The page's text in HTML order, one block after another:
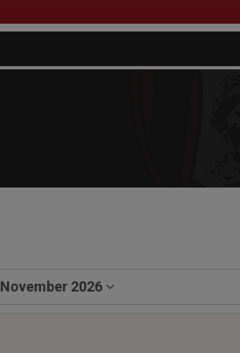
November 2026